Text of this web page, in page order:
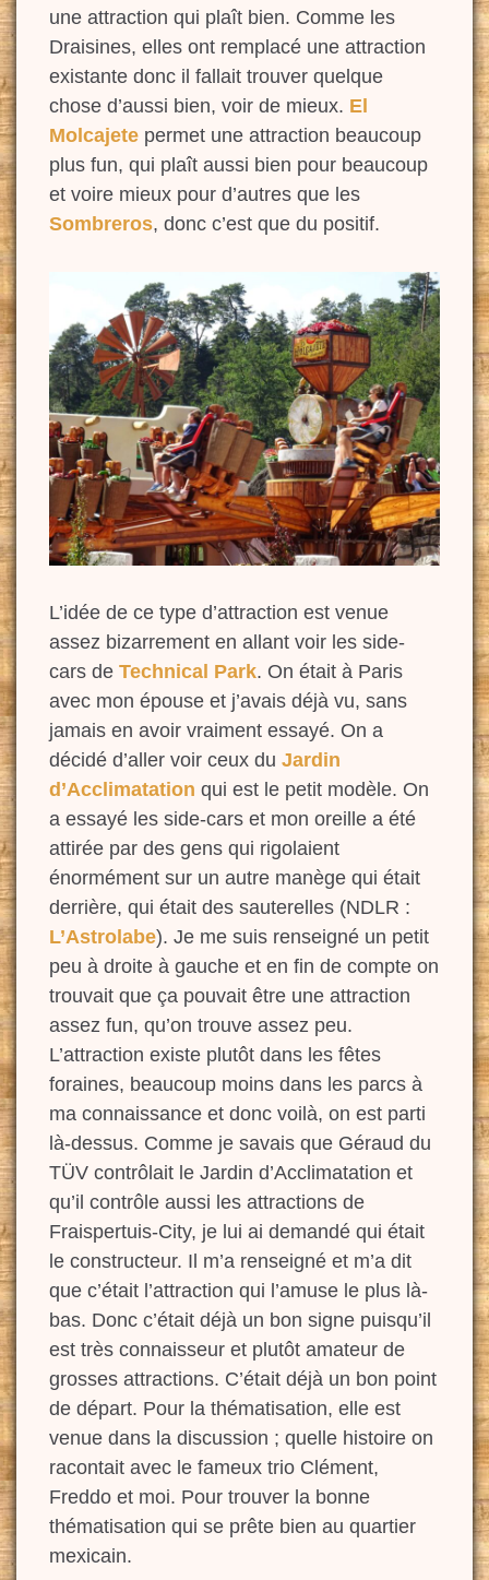
une attraction qui plaît bien. Comme les
Draisines, elles ont remplacé une attraction
existante donc il fallait trouver quelque
chose d’aussi bien, voir de mieux. El
Molcajete permet une attraction beaucoup
plus fun, qui plaît aussi bien pour beaucoup
et voire mieux pour d’autres que les
Sombreros, donc c’est que du positif.
L’idée de ce type d’attraction est venue
assez bizarrement en allant voir les side-
cars de Technical Park. On était à Paris
avec mon épouse et j’avais déjà vu, sans
jamais en avoir vraiment essayé. On a
décidé d’aller voir ceux du Jardin
d’Acclimatation qui est le petit modèle. On
a essayé les side-cars et mon oreille a été
attirée par des gens qui rigolaient
énormément sur un autre manège qui était
derrière, qui était des sauterelles (NDLR :
L’Astrolabe). Je me suis renseigné un petit
peu à droite à gauche et en fin de compte on
trouvait que ça pouvait être une attraction
assez fun, qu’on trouve assez peu.
L’attraction existe plutôt dans les fêtes
foraines, beaucoup moins dans les parcs à
ma connaissance et donc voilà, on est parti
là-dessus. Comme je savais que Géraud du
TÜV contrôlait le Jardin d’Acclimatation et
qu’il contrôle aussi les attractions de
Fraispertuis-City, je lui ai demandé qui était
le constructeur. Il m’a renseigné et m’a dit
que c’était l’attraction qui l’amuse le plus là-
bas. Donc c’était déjà un bon signe puisqu’il
est très connaisseur et plutôt amateur de
grosses attractions. C’était déjà un bon point
de départ. Pour la thématisation, elle est
venue dans la discussion ; quelle histoire on
racontait avec le fameux trio Clément,
Freddo et moi. Pour trouver la bonne
thématisation qui se prête bien au quartier
mexicain.